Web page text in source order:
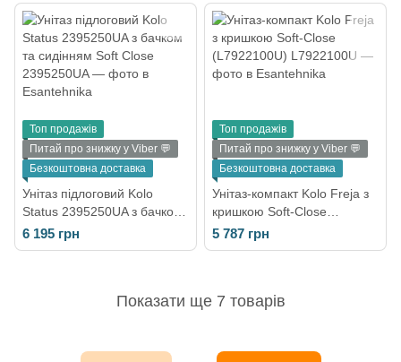
close, Click2Clean
L89206200
Топ продажів
Питай про знижку у Viber 💬
Безкоштовна доставка
Унітаз підлоговий Kolo
Status 2395250UA з бачком
та сидінням Soft Close
6 195 грн
Топ продажів
Питай про знижку у Viber 💬
Безкоштовна доставка
Унітаз-компакт Kolo Freja з
кришкою Soft-Close
(L7922100U)
5 787 грн
Показати ще 7 товарів